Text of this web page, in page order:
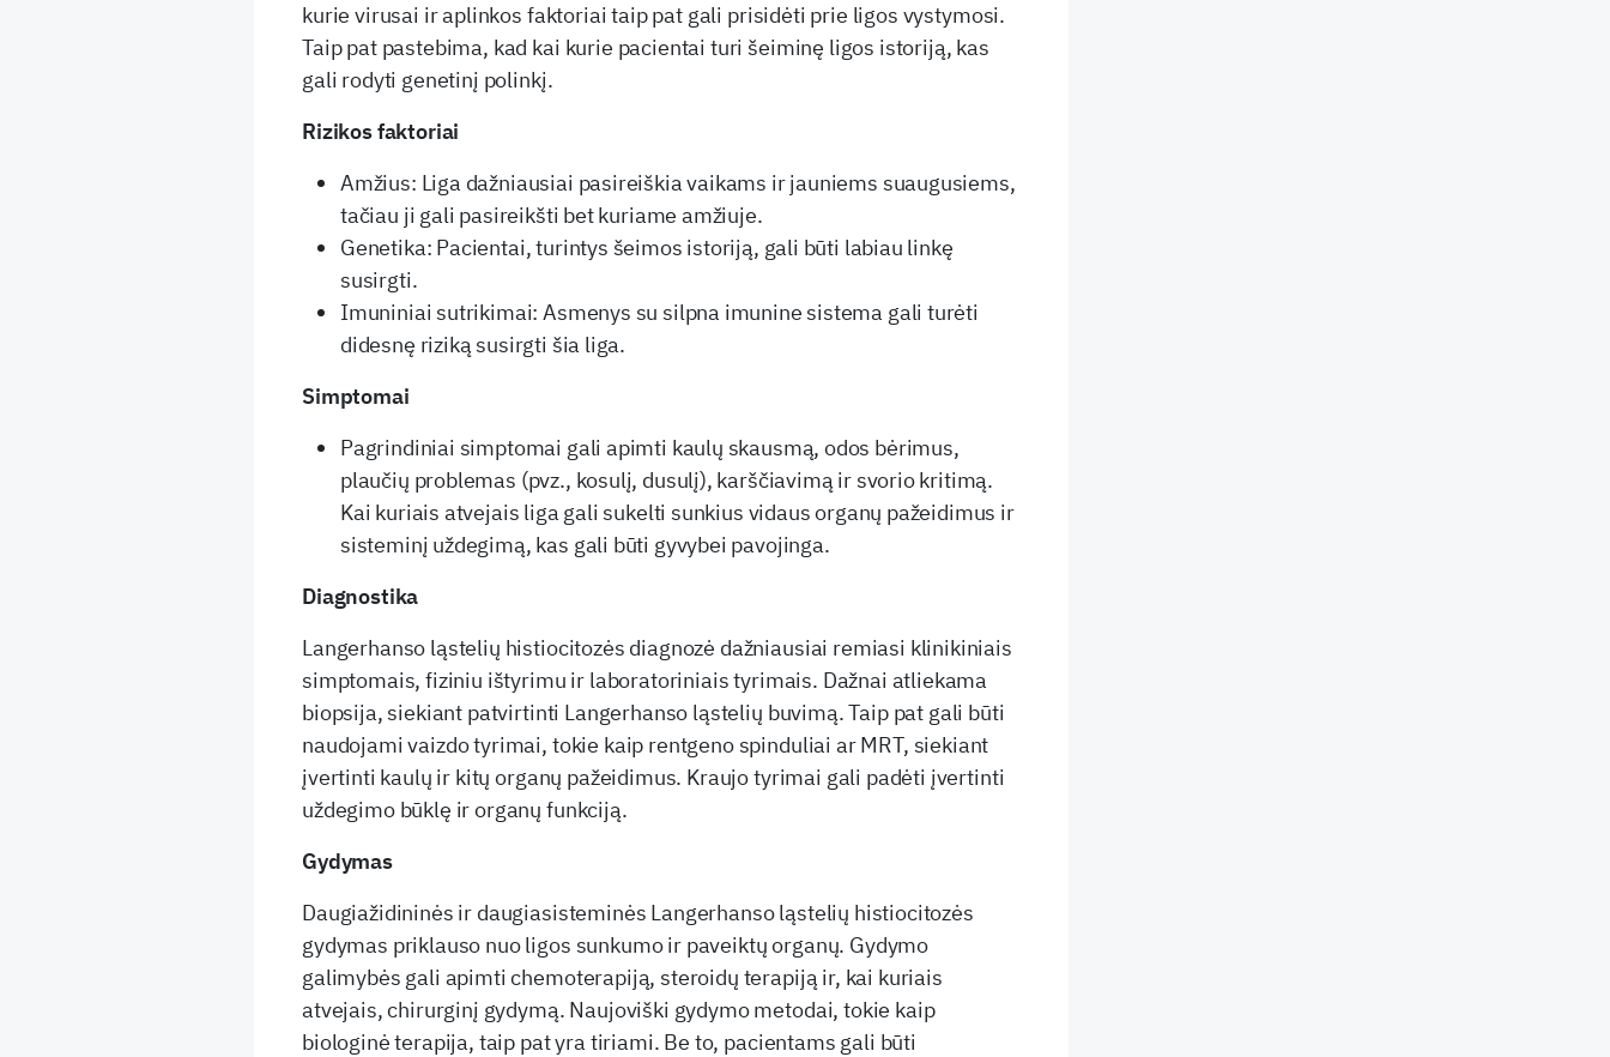
kurie virusai ir aplinkos faktoriai taip pat gali prisidėti prie ligos vystymosi.
Taip pat pastebima, kad kai kurie pacientai turi šeiminę ligos istoriją, kas
gali rodyti genetinį polinkį.
Rizikos faktoriai
Amžius: Liga dažniausiai pasireiškia vaikams ir jauniems suaugusiems,
tačiau ji gali pasireikšti bet kuriame amžiuje.
Genetika: Pacientai, turintys šeimos istoriją, gali būti labiau linkę
susirgti.
Imuniniai sutrikimai: Asmenys su silpna imunine sistema gali turėti
didesnę riziką susirgti šia liga.
Simptomai
Pagrindiniai simptomai gali apimti kaulų skausmą, odos bėrimus,
plaučių problemas (pvz., kosulį, dusulį), karščiavimą ir svorio kritimą.
Kai kuriais atvejais liga gali sukelti sunkius vidaus organų pažeidimus ir
sisteminį uždegimą, kas gali būti gyvybei pavojinga.
Diagnostika
Langerhanso ląstelių histiocitozės diagnozė dažniausiai remiasi klinikiniais
simptomais, fiziniu ištyrimu ir laboratoriniais tyrimais. Dažnai atliekama
biopsija, siekiant patvirtinti Langerhanso ląstelių buvimą. Taip pat gali būti
naudojami vaizdo tyrimai, tokie kaip rentgeno spinduliai ar MRT, siekiant
įvertinti kaulų ir kitų organų pažeidimus. Kraujo tyrimai gali padėti įvertinti
uždegimo būklę ir organų funkciją.
Gydymas
Daugiažidininės ir daugiasisteminės Langerhanso ląstelių histiocitozės
gydymas priklauso nuo ligos sunkumo ir paveiktų organų. Gydymo
galimybės gali apimti chemoterapiją, steroidų terapiją ir, kai kuriais
atvejais, chirurginį gydymą. Naujoviški gydymo metodai, tokie kaip
biologinė terapija, taip pat yra tiriami. Be to, pacientams gali būti